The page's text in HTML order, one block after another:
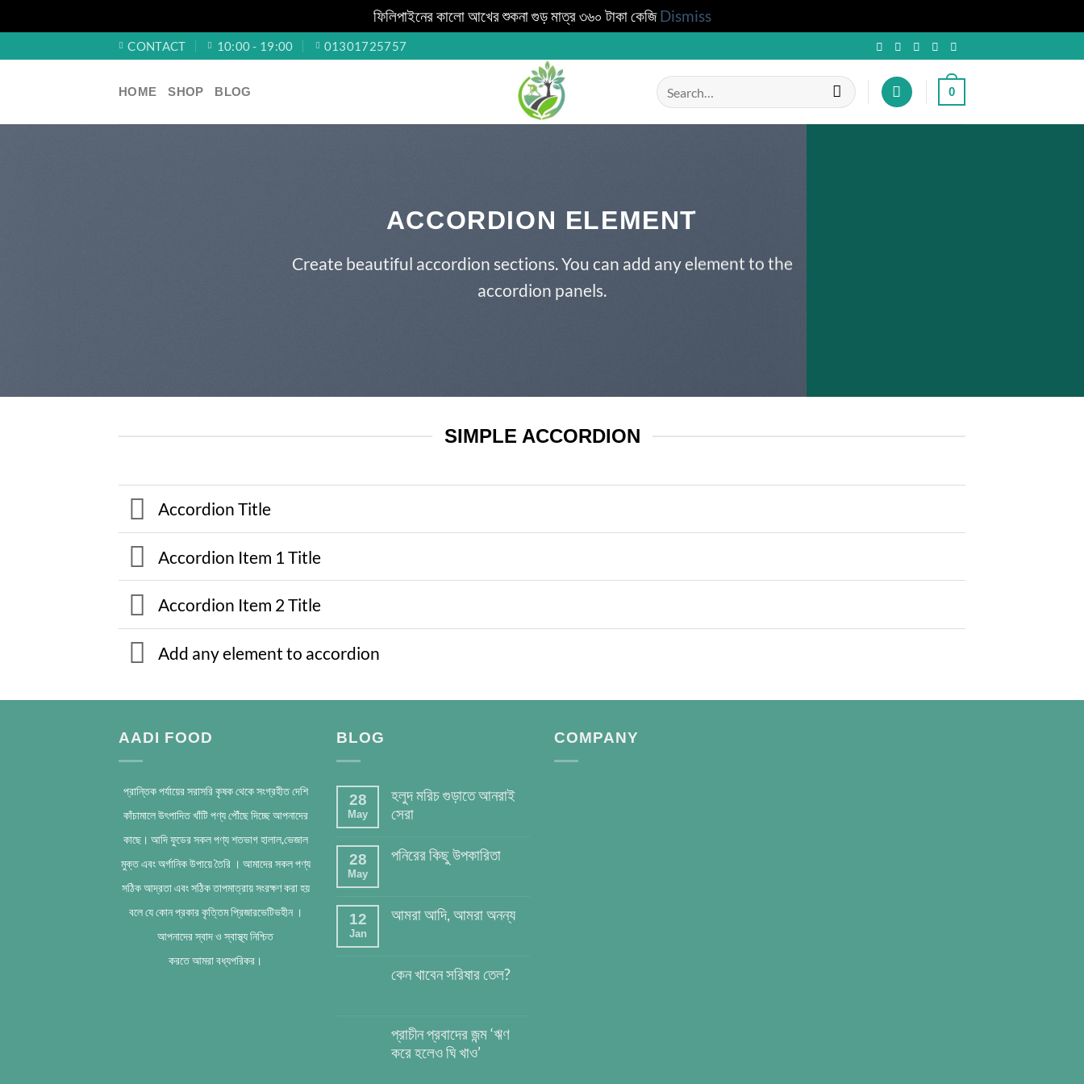
ফিলিপাইনের কালো আখের শুকনা গুড় মাত্র ৩৬০ টাকা কেজিDismiss
CONTACT 10:00 - 19:00 01301725757
HOME SHOP BLOG
Search
for:
0
ACCORDION ELEMENT
Create beautiful accordion sections. You can add any element to the
accordion panels.
SIMPLE ACCORDION
Accordion Title
Accordion Item 1 Title
Accordion Item 2 Title
Add any element to accordion
AADI FOOD
প্রান্তিক পর্যায়ের সরাসরি কৃষক থেকে সংগ্রহীত দেশি
কাঁচামালে উৎপাদিত খাঁটি পণ্য পৌঁছে দিচ্ছে আপনাদের
কাছে। আদি ফুডের সকল পণ্য শতভাগ হালাল,ভেজাল
মুক্ত এবং অর্গানিক উপায়ে তৈরি । আমাদের সকল পণ্য
সঠিক আদ্রতা এবং সঠিক তাপমাত্রায় সংরক্ষণ করা হয়
বলে যে কোন প্রকার কৃত্তিম প্রিজারভেটিভহীন ।
আপনাদের স্বাদ ও স্বাস্থ্য নিশ্চিত
করতে আমরা বধ্যপরিকর।
BLOG
28
May
হলুদ মরিচ গুড়াতে আনরাই
সেরা
28
May
পনিরের কিছু উপকারিতা
12
Jan
আমরা আদি, আমরা অনন্য
কেন খাবেন সরিষার তেল?
প্রাচীন প্রবাদের জন্ম ‘ঋণ
করে হলেও ঘি খাও’
COMPANY